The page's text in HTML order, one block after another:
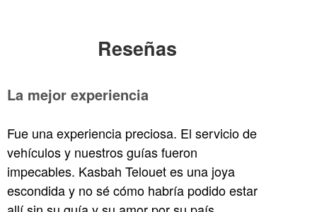
Reseñas
La mejor experiencia
Fue una experiencia preciosa. El servicio de
vehículos y nuestros guías fueron
impecables. Kasbah Telouet es una joya
escondida y no sé cómo habría podido estar